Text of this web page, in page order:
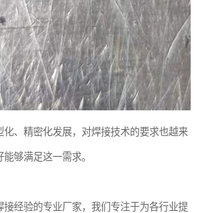
化、精密化发展，对焊接技术的要求也越来
够满足这一需求。
接经验的专业厂家，我们专注于为各行业提